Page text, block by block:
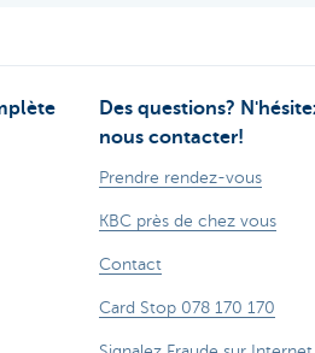
Des questions?
nous contacter!
Prendre rendez-vous
KBC près de chez vous
Contact
Card Stop 078 170 170